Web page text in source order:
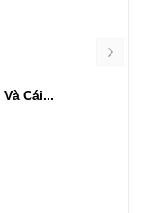
Cái...